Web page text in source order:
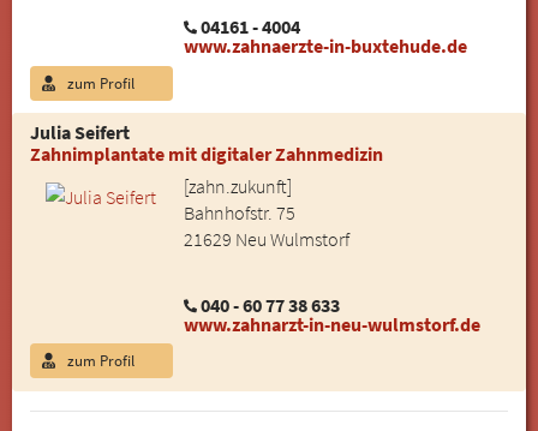
04161 - 4004
www.zahnaerzte-in-buxtehude.de
zum Profil
Julia Seifert
Zahnimplantate mit digitaler Zahnmedizin
[zahn.zukunft]
Bahnhofstr. 75
21629 Neu Wulmstorf
040 - 60 77 38 633
www.zahnarzt-in-neu-wulmstorf.de
zum Profil